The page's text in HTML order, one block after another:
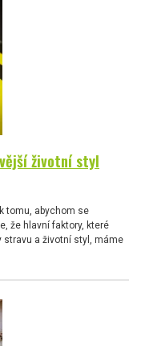
životní styl
tomu, abychom se
že hlavní faktory, které
stravu a životní styl, máme